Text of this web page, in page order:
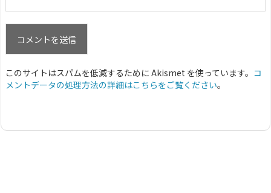
このサイトはスパムを低減するために Akismet を使っています。 コ
メントデータの処理方法の詳細はこちらをご覧ください。